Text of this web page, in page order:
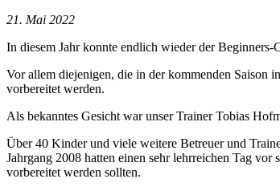
21. Mai 2022
In diesem Jahr konnte endlich wieder der
Vor allem diejenigen, die in der kommenden Saison
vorbereitet werden.
Als bekanntes Gesicht war unser Trainer Tobias
Über 40 Kinder und viele weitere Betreuer und
Jahrgang 2008 hatten einen sehr lehrreichen Tag
vorbereitet werden sollten.